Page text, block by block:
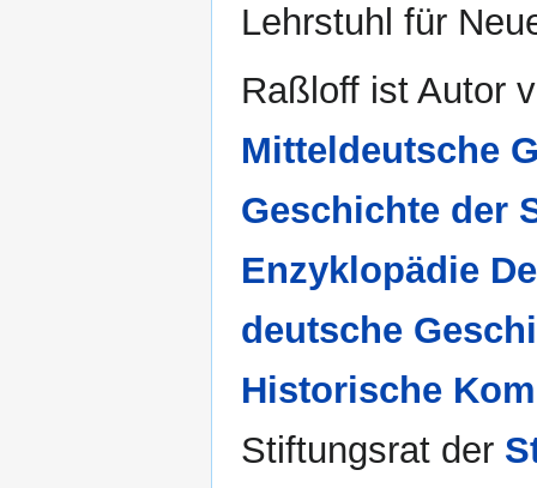
Lehrstuhl für
Raßloff ist Autor
Mitteldeutsche
Geschichte der
Enzyklopädie
deutsche
Historische
Stiftungsrat der